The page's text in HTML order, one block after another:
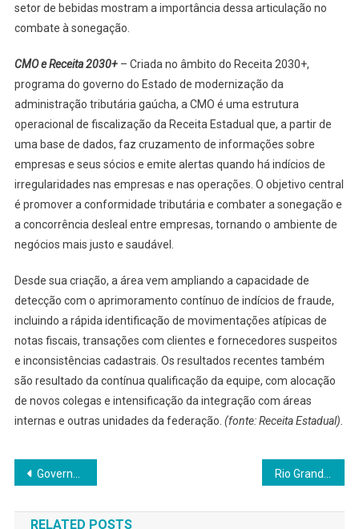
setor de bebidas mostram a importância dessa articulação no
combate à sonegação.
CMO e Receita 2030+– Criada no âmbito do Receita 2030+,
programa do governo do Estado de modernização da
administração tributária gaúcha, a CMO é uma estrutura
operacional de fiscalização da Receita Estadual que, a partir de
uma base de dados, faz cruzamento de informações sobre
empresas e seus sócios e emite alertas quando há indícios de
irregularidades nas empresas e nas operações. O objetivo central
é promover a conformidade tributária e combater a sonegação e
a concorrência desleal entre empresas, tornando o ambiente de
negócios mais justo e saudável.
Desde sua criação, a área vem ampliando a capacidade de
detecção com o aprimoramento contínuo de indícios de fraude,
incluindo a rápida identificação de movimentações atípicas de
notas fiscais, transações com clientes e fornecedores suspeitos
e inconsistências cadastrais. Os resultados recentes também
são resultado da contínua qualificação da equipe, com alocação
de novos colegas e intensificação da integração com áreas
internas e outras unidades da federação. (fonte: Receita Estadual).
Navegação
de
Governo do Estado valida solução biológica inédita contra carrapato com aplicação por drone nas pastagens
RELATED POSTS